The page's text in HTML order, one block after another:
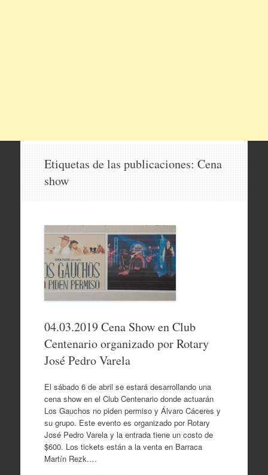
Etiquetas de las publicaciones: Cena
show
04.03.2019 Cena Show en Club
Centenario organizado por Rotary
José Pedro Varela
El sábado 6 de abril se estará desarrollando una
cena show en el Club Centenario donde actuarán
Los Gauchos no piden permiso y Álvaro Cáceres y
su grupo. Este evento es organizado por Rotary
José Pedro Varela y la entrada tiene un costo de
$600. Los tickets están a la venta en Barraca
Martín Rezk.…